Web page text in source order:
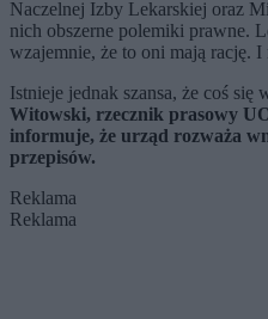
Naczelnej Izby Lekarskiej oraz
nich obszerne polemiki prawne.
wzajemnie, że to oni mają rację.
Istnieje jednak szansa, że coś się
Witowski, rzecznik prasowy
informuje, że urząd rozważa
przepisów.
Reklama
Reklama